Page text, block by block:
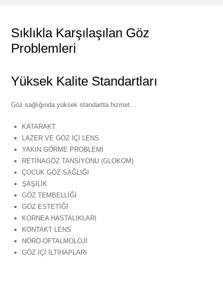
Sıklıkla Karşılaşılan Göz
Problemleri
Yüksek Kalite Standartları
Göz sağlığında yüksek standartta hizmet…
KATARAKT
LAZER VE GÖZ İÇİ LENS
YAKIN GÖRME PROBLEMİ
RETİNAGÖZ TANSİYONU (GLOKOM)
ÇOCUK GÖZ SAĞLIĞI
ŞAŞILIK
GÖZ TEMBELLİĞİ
GÖZ ESTETİĞİ
KORNEA HASTALIKLARI
KONTAKT LENS
NÖRO-OFTALMOLOJİ
GÖZ İÇİ İLTİHAPLARI